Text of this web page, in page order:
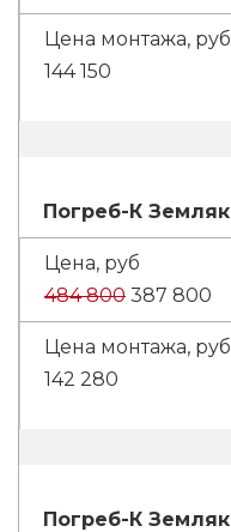
144 150
Погреб-К Земляк
484 800 387 800
142 280
Погреб-К Земляк